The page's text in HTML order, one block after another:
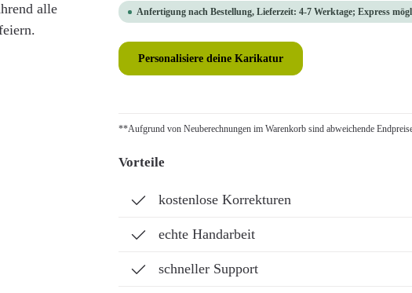
Anfertigung nach Bestellung, Lieferzeit: 4-7 Werktage; Express
Personalisiere deine Karikatur
**Aufgrund von Neuberechnungen im Warenkorb sind abweichende
Vorteile
kostenlose Korrekturen
echte Handarbeit
schneller Support
alle